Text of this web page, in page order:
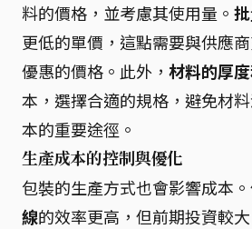
料的價格，並考慮其使用量。
更低的單價，這點需要與供應
優惠的價格。此外， 材料的厚
本，選擇合適的規格，避免材
本的重要途徑。
生產成本的控制與優化
包裝的生產方式也會影響成本。
線的效率更高，但前期投資較大